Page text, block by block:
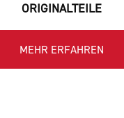
ORIGINALTEILE
MEHR ERFAHREN